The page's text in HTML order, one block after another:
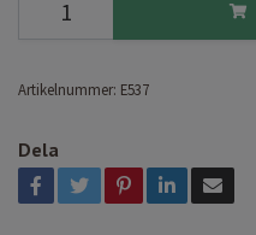
Artikelnummer: E537
Dela